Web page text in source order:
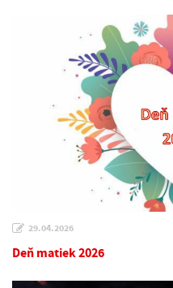
29.04.2026
Deň matiek 2026